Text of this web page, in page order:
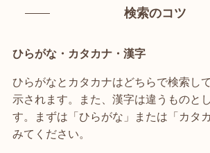
検索のコツ
ひらがな・カタカナ・漢字
ひらがなとカタカナはどちらで検索し
示されます。また、漢字は違うものと
す。まずは「ひらがな」または「カタ
みてください。